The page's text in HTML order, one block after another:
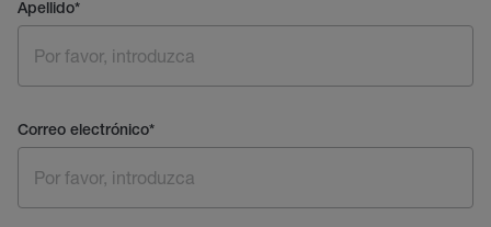
Apellido*
Correo electrónico*